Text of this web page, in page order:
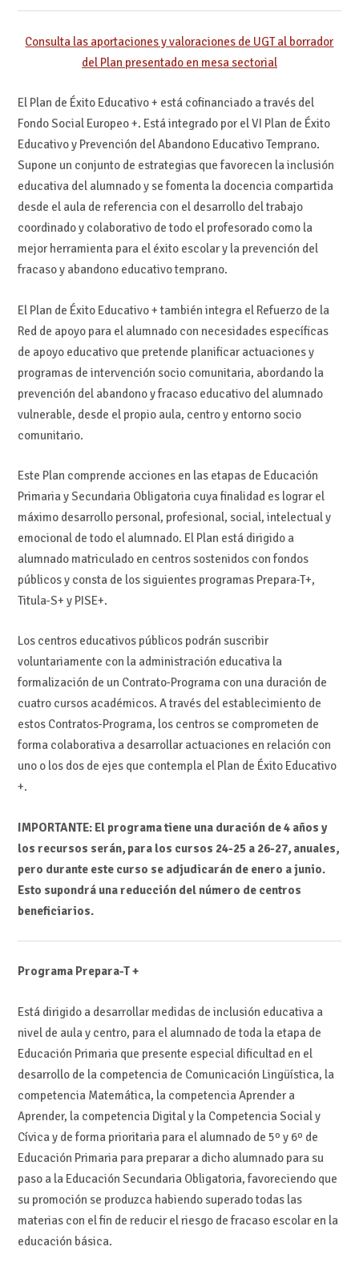
Consulta las aportaciones y valoraciones de UGT al borrador
del Plan presentado en mesa sectorial
El Plan de Éxito Educativo + está cofinanciado a través del
Fondo Social Europeo +. Está integrado por el VI Plan de Éxito
Educativo y Prevención del Abandono Educativo Temprano.
Supone un conjunto de estrategias que favorecen la inclusión
educativa del alumnado y se fomenta la docencia compartida
desde el aula de referencia con el desarrollo del trabajo
coordinado y colaborativo de todo el profesorado como la
mejor herramienta para el éxito escolar y la prevención del
fracaso y abandono educativo temprano.
El Plan de Éxito Educativo + también integra el Refuerzo de la
Red de apoyo para el alumnado con necesidades específicas
de apoyo educativo que pretende planificar actuaciones y
programas de intervención socio comunitaria, abordando la
prevención del abandono y fracaso educativo del alumnado
vulnerable, desde el propio aula, centro y entorno socio
comunitario.
Este Plan comprende acciones en las etapas de Educación
Primaria y Secundaria Obligatoria cuya finalidad es lograr el
máximo desarrollo personal, profesional, social, intelectual y
emocional de todo el alumnado. El Plan está dirigido a
alumnado matriculado en centros sostenidos con fondos
públicos y consta de los siguientes programas Prepara-T+,
Titula-S+ y PISE+.
Los centros educativos públicos podrán suscribir
voluntariamente con la administración educativa la
formalización de un Contrato-Programa con una duración de
cuatro cursos académicos. A través del establecimiento de
estos Contratos-Programa, los centros se comprometen de
forma colaborativa a desarrollar actuaciones en relación con
uno o los dos de ejes que contempla el Plan de Éxito Educativo
+.
IMPORTANTE: El programa tiene una duración de 4 años y
los recursos serán, para los cursos 24-25 a 26-27, anuales,
pero durante este curso se adjudicarán de enero a junio.
Esto supondrá una reducción del número de centros
beneficiarios.
Programa Prepara-T +
Está dirigido a desarrollar medidas de inclusión educativa a
nivel de aula y centro, para el alumnado de toda la etapa de
Educación Primaria que presente especial dificultad en el
desarrollo de la competencia de Comunicación Lingüística, la
competencia Matemática, la competencia Aprender a
Aprender, la competencia Digital y la Competencia Social y
Cívica y de forma prioritaria para el alumnado de 5º y 6º de
Educación Primaria para preparar a dicho alumnado para su
paso a la Educación Secundaria Obligatoria, favoreciendo que
su promoción se produzca habiendo superado todas las
materias con el fin de reducir el riesgo de fracaso escolar en la
educación básica.